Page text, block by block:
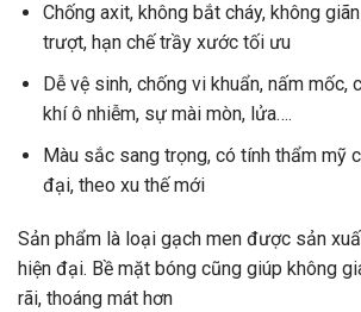
Chống axit, không bắt cháy, không
trượt, hạn chế trầy xước tối ưu
Dễ vệ sinh, chống vi khuẩn, nấm mốc,
khí ô nhiễm, sự mài mòn, lửa….
Màu sắc sang trọng, có tính thẩm mỹ
đại, theo xu thế mới
Sản phẩm là loại gạch men được sản
hiện đại. Bề mặt bóng cũng giúp không
rãi, thoáng mát hơn